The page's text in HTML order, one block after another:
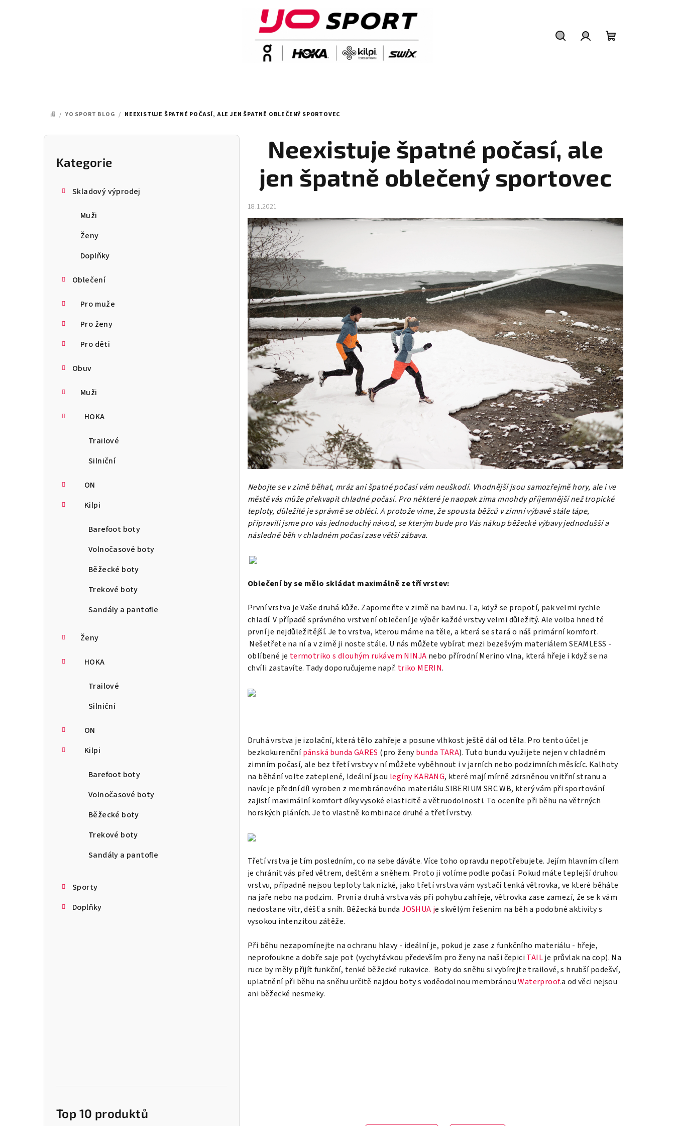
DOMŮ
/ YO SPORT BLOG / NEEXISTUJE ŠPATNÉ POČASÍ, ALE JEN ŠPATNĚ OBLEČENÝ SPORTOVEC
P
Přeskočit
kategorie
Kategorie
Skladový výprodej
Muži
Ženy
Doplňky
Oblečení
Pro muže
Pro ženy
Pro děti
Obuv
Muži
HOKA
Trailové
Silniční
ON
Kilpi
Barefoot boty
Volnočasové boty
Běžecké boty
Trekové boty
Sandály a pantofle
Ženy
HOKA
Trailové
Silniční
ON
Kilpi
Barefoot boty
Volnočasové boty
Běžecké boty
Trekové boty
Sandály a pantofle
Sporty
Doplňky
Top 10 produktů
Neexistuje špatné počasí, ale
jen špatně oblečený sportovec
18.1.2021
Nebojte se v zimě běhat, mráz ani špatné počasí vám neuškodí. Vhodnější jsou samozřejmě hory, ale i ve
městě vás může překvapit chladné počasí. Pro některé je naopak zima mnohdy příjemnější než tropické
teploty, důležité je správně se obléci. A protože víme, že spousta běžců v zimní výbavě stále tápe,
připravili jsme pro vás jednoduchý návod, se kterým bude pro Vás nákup běžecké výbavy jednodušší a
následně běh v chladném počasí zase větší zábava.
Oblečení by se mělo skládat maximálně ze tří vrstev:
První vrstva je Vaše druhá kůže. Zapomeňte v zimě na bavlnu. Ta, když se propotí, pak velmi rychle
chladí. V případě správného vrstvení oblečení je výběr každé vrstvy velmi důležitý. Ale volba hned té
první je nejdůležitější. Je to vrstva, kterou máme na těle, a která se stará o náš primární komfort.
Nešetřete na ní a v zimě ji noste stále. U nás můžete vybírat mezi bezešvým materiálem SEAMLESS -
oblíbené je termotriko s dlouhým rukávem NINJA nebo přírodní Merino vlna, která hřeje i když se na
chvíli zastavíte. Tady doporučujeme např. triko MERIN.
Druhá vrstva je izolační, která tělo zahřeje a posune vlhkost ještě dál od těla. Pro tento účel je
bezkokurenčnípánská bunda GARES (pro ženybunda TARA). Tuto bundu využijete nejen v chladném
zimním počasí, ale bez třetí vrstvy v ní můžete vyběhnout i v jarních nebo podzimních měsícíc. Kalhoty
na běhání volte zateplené, Ideální jsou legíny KARANG, které mají mírně zdrsněnou vnitřní stranu a
navíc je přední díl vyroben z membránového materiálu SIBERIUM SRC WB, který vám při sportování
zajistí maximální komfort díky vysoké elasticitě a větruodolnosti. To oceníte při běhu na větrných
horských pláních. Je to vlastně kombinace druhé a třetí vrstvy.
Třetí vrstva je tím posledním, co na sebe dáváte. Více toho opravdu nepotřebujete. Jejím hlavním cílem
je chránit vás před větrem, deštěm a sněhem. Proto ji volíme podle počasí. Pokud máte teplejší druhou
vrstvu, případně nejsou teploty tak nízké, jako třetí vrstva vám vystačí tenká větrovka, ve které běháte
na jaře nebo na podzim. První a druhá vrstva vás při pohybu zahřeje, větrovka zase zamezí, že se k vám
nedostane vítr, déšť a sníh. Běžecká bundaJOSHUA je skvělým řešením na běh a podobné aktivity s
vysokou intenzitou zátěže.
Při běhu nezapomínejte na ochranu hlavy - ideální je, pokud je zase z funkčního materiálu - hřeje,
neprofoukne a dobře saje pot (vychytávkou především pro ženy na naši čepici TAILje průvlak na cop). Na
ruce by měly přijít funkční, tenké běžecké rukavice. Boty do sněhu si vybírejte trailové, s hrubší podešví,
uplatnění při běhu na sněhu určitě najdou boty s voděodolnou membránouWaterproof.a od věci nejsou
ani běžecké nesmeky.